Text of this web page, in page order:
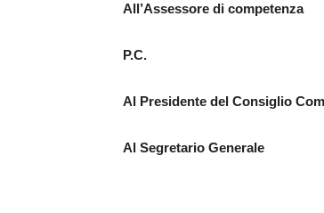
All’Assessore di competenza
P.C.
Al Presidente del Consiglio
Al Segretario Generale